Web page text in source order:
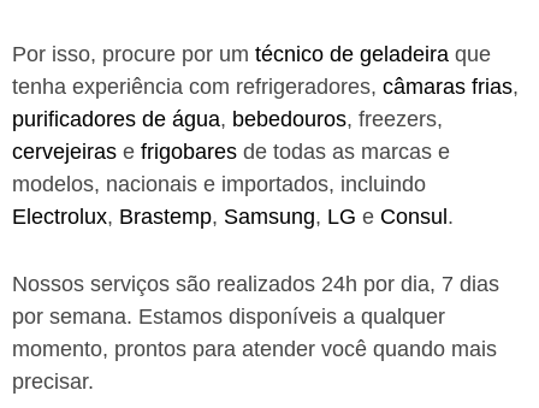
Por isso, procure por um técnico de geladeira que
tenha experiência com refrigeradores, câmaras frias,
purificadores de água, bebedouros, freezers,
cervejeiras e frigobares de todas as marcas e
modelos, nacionais e importados, incluindo
Electrolux, Brastemp, Samsung, LG e Consul .
Nossos serviços são realizados 24h por dia, 7 dias
por semana. Estamos disponíveis a qualquer
momento, prontos para atender você quando mais
precisar.